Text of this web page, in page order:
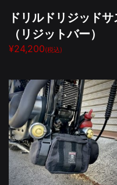
ドリルドリジッドサ
（リジットバー）
¥24,200(税込)